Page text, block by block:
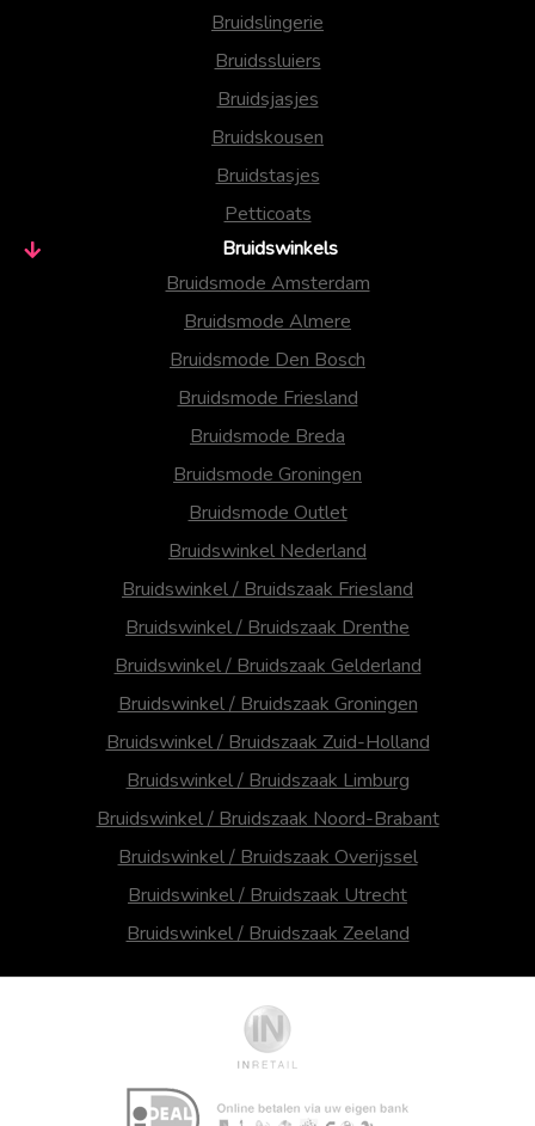
Bruidslingerie
Bruidssluiers
Bruidsjasjes
Bruidskousen
Bruidstasjes
Petticoats
Bruidswinkels
Bruidsmode Amsterdam
Bruidsmode Almere
Bruidsmode Den Bosch
Bruidsmode Friesland
Bruidsmode Breda
Bruidsmode Groningen
Bruidsmode Outlet
Bruidswinkel Nederland
Bruidswinkel / Bruidszaak Friesland
Bruidswinkel / Bruidszaak Drenthe
Bruidswinkel / Bruidszaak Gelderland
Bruidswinkel / Bruidszaak Groningen
Bruidswinkel / Bruidszaak Zuid-Holland
Bruidswinkel / Bruidszaak Limburg
Bruidswinkel / Bruidszaak Noord-Brabant
Bruidswinkel / Bruidszaak Overijssel
Bruidswinkel / Bruidszaak Utrecht
Bruidswinkel / Bruidszaak Zeeland